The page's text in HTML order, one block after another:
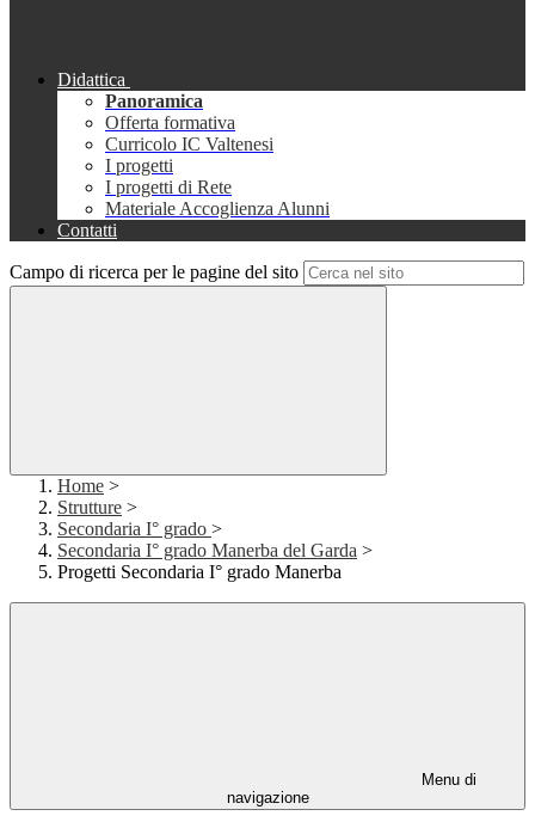
Didattica
Panoramica
Offerta formativa
Curricolo IC Valtenesi
I progetti
I progetti di Rete
Materiale Accoglienza Alunni
Contatti
Campo di ricerca per le pagine del sito
Home >
Strutture >
Secondaria I° grado >
Secondaria I° grado Manerba del Garda >
Progetti Secondaria I° grado Manerba
Menu di
navigazione